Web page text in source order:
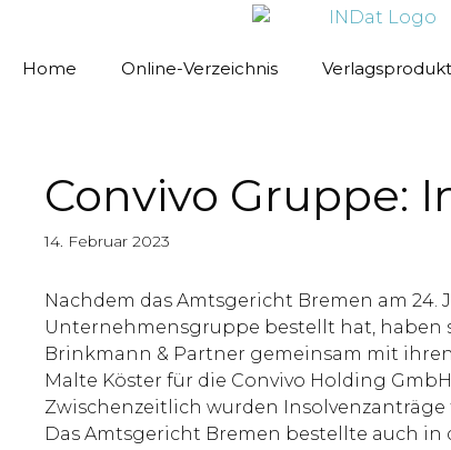
Home
Online-Verzeichnis
Convivo Gruppe:
14. Februar 2023
Nachdem das Amtsgericht Bremen am 24.
Unternehmensgruppe bestellt hat, haben
Brinkmann & Partner gemeinsam mit
Malte Köster für die Convivo Holding
Zwischenzeitlich wurden
Das Amtsgericht Bremen bestellte auch in